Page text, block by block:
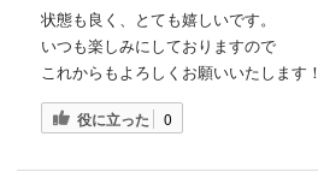
状態も良く、とても嬉しいです。
いつも楽しみにしておりますので
これからもよろしくお願いいたします！
役に立った 0